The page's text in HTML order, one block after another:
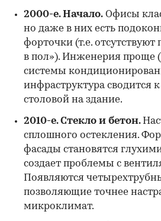
2000-е. Начало. Офисы
но даже в них есть
форточки (т.е.
в пол»). Инженерия проще
системы
инфраструктура сводится
столовой на здание.
2010-е. Стекло и бетон.
сплошного остекления.
фасады становятся
создает проблемы с
Появляются
позволяющие точнее
микроклимат.